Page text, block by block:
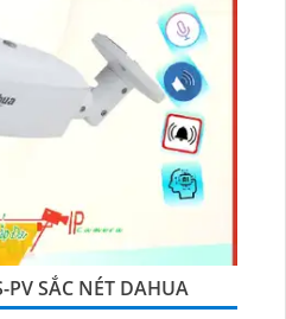
PV SẮC NÉT DAHUA